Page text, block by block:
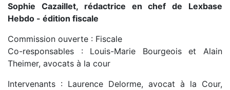
Sophie Cazaillet, rédactrice en chef de Lexbase
Hebdo - édition fiscale
Commission ouverte : Fiscale
Co-responsables : Louis-Marie Bourgeois et Alain
Theimer, avocats à la cour
Intervenants : Laurence Delorme, avocat à la Cour,